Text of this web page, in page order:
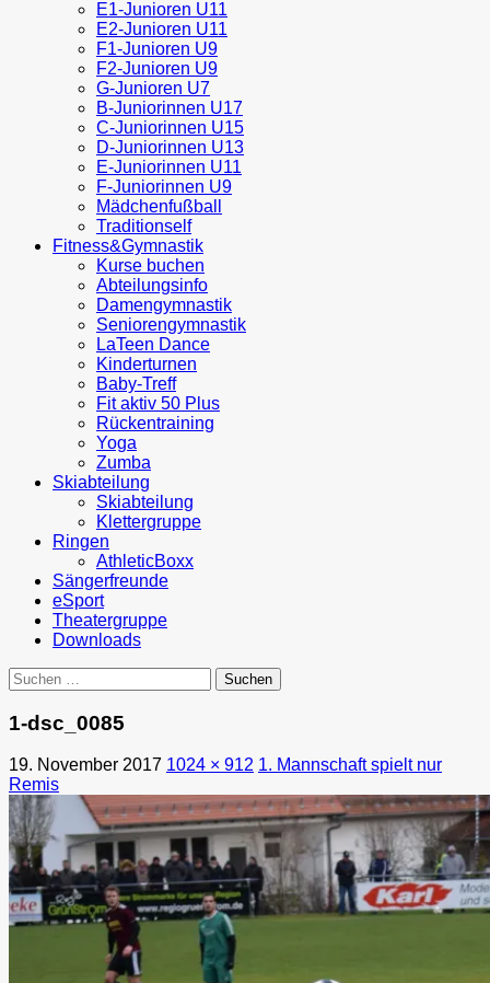
E1-Junioren U11
E2-Junioren U11
F1-Junioren U9
F2-Junioren U9
G-Junioren U7
B-Juniorinnen U17
C-Juniorinnen U15
D-Juniorinnen U13
E-Juniorinnen U11
F-Juniorinnen U9
Mädchenfußball
Traditionself
Fitness&Gymnastik
Kurse buchen
Abteilungsinfo
Damengymnastik
Seniorengymnastik
LaTeen Dance
Kinderturnen
Baby-Treff
Fit aktiv 50 Plus
Rückentraining
Yoga
Zumba
Skiabteilung
Skiabteilung
Klettergruppe
Ringen
AthleticBoxx
Sängerfreunde
eSport
Theatergruppe
Downloads
Suchen
nach:
1-dsc_0085
19. November 2017 1024 × 912 1. Mannschaft spielt nur
Remis